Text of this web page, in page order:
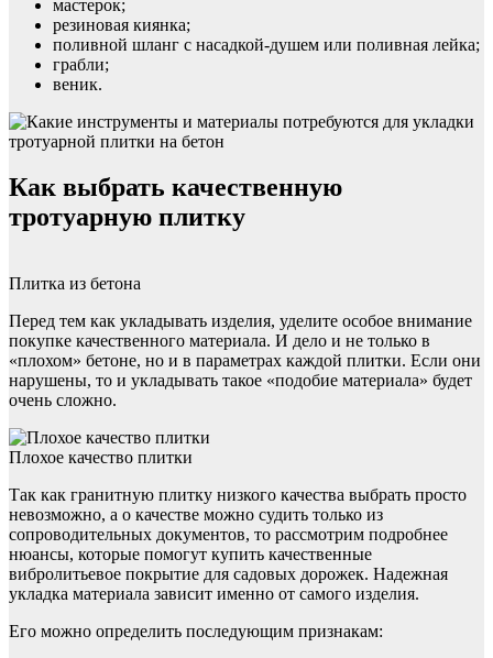
мастерок;
резиновая киянка;
поливной шланг с насадкой-душем или поливная лейка;
грабли;
веник.
Как выбрать качественную
тротуарную плитку
Плитка из бетона
Перед тем как укладывать изделия, уделите особое внимание
покупке качественного материала. И дело и не только в
«плохом» бетоне, но и в параметрах каждой плитки. Если они
нарушены, то и укладывать такое «подобие материала» будет
очень сложно.
Плохое качество плитки
Так как гранитную плитку низкого качества выбрать просто
невозможно, а о качестве можно судить только из
сопроводительных документов, то рассмотрим подробнее
нюансы, которые помогут купить качественные
вибролитьевое покрытие для садовых дорожек. Надежная
укладка материала зависит именно от самого изделия.
Его можно определить последующим признакам: